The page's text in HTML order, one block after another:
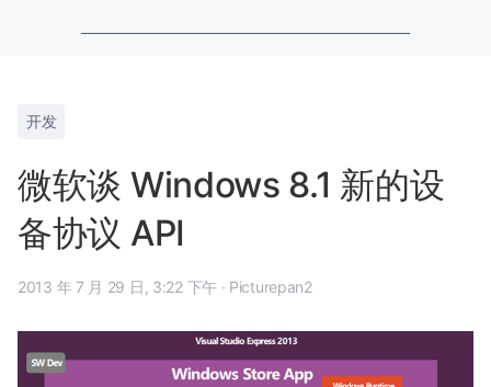
开发
微软谈 Windows 8.1 新的设
备协议 API
2013 年 7 月 29 日, 3:22 下午 · Picturepan2